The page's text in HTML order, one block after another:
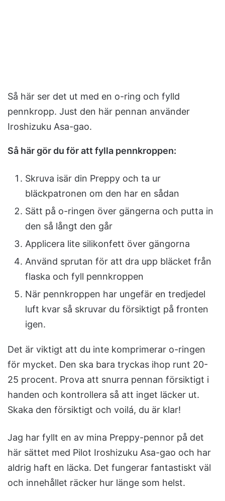
Så här ser det ut med en o-ring och fylld
pennkropp. Just den här pennan använder
Iroshizuku Asa-gao.
Så här gör du för att fylla pennkroppen:
Skruva isär din Preppy och ta ur
bläckpatronen om den har en sådan
Sätt på o-ringen över gängerna och putta in
den så långt den går
Applicera lite silikonfett över gängorna
Använd sprutan för att dra upp bläcket från
flaska och fyll pennkroppen
När pennkroppen har ungefär en tredjedel
luft kvar så skruvar du försiktigt på fronten
igen.
Det är viktigt att du inte komprimerar o-ringen
för mycket. Den ska bara tryckas ihop runt 20-
25 procent. Prova att snurra pennan försiktigt i
handen och kontrollera så att inget läcker ut.
Skaka den försiktigt och voilá, du är klar!
Jag har fyllt en av mina Preppy-pennor på det
här sättet med Pilot Iroshizuku Asa-gao och har
aldrig haft en läcka. Det fungerar fantastiskt väl
och innehållet räcker hur länge som helst.